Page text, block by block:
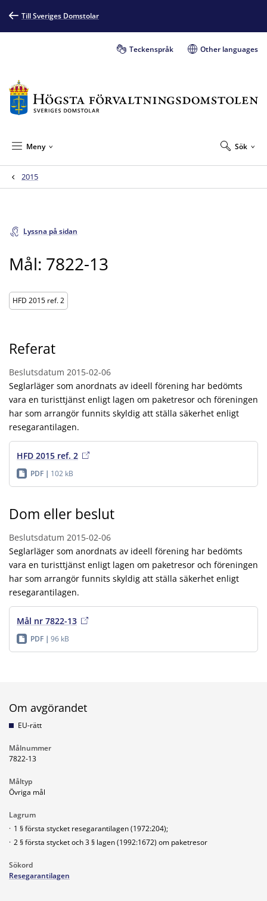
Till Sveriges Domstolar
Teckenspråk Other languages
Sök
Meny
2015
Lyssna på sidan
Mål: 7822-13
HFD 2015 ref. 2
Referat
Beslutsdatum 2015-02-06
Seglarläger som anordnats av ideell förening har bedömts
vara en turisttjänst enligt lagen om paketresor och föreningen
har som arrangör funnits skyldig att ställa säkerhet enligt
resegarantilagen.
HFD 2015 ref. 2
PDF 102 kB
Dom eller beslut
Beslutsdatum 2015-02-06
Seglarläger som anordnats av ideell förening har bedömts
vara en turisttjänst enligt lagen om paketresor och föreningen
har som arrangör funnits skyldig att ställa säkerhet enligt
resegarantilagen.
Mål nr 7822-13
PDF 96 kB
Om avgörandet
EU-rätt
Målnummer
7822-13
Måltyp
Övriga mål
Lagrum
· 1 § första stycket resegarantilagen (1972:204);
· 2 § första stycket och 3 § lagen (1992:1672) om paketresor
Sökord
Resegarantilagen